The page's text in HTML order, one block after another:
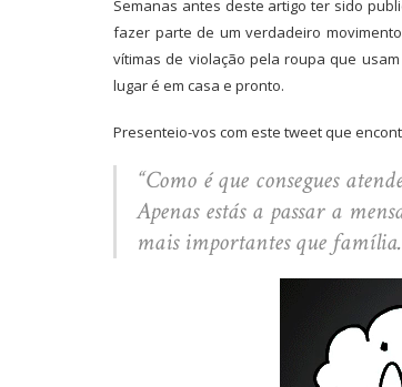
Semanas antes deste artigo ter sido
fazer parte de um verdadeiro
vítimas de violação pela roupa que
lugar é em casa e pronto.
Presenteio-vos com este tweet que
“Como é que consegues
Apenas estás a passar a
mais importantes que